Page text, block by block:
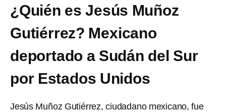
¿Quién es Jesús Muñoz
Gutiérrez? Mexicano
deportado a Sudán del Sur
por Estados Unidos
Jesús Muñoz Gutiérrez, ciudadano mexicano, fue